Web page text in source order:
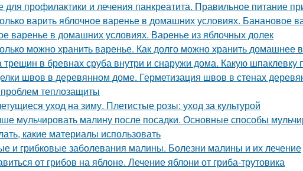
для профилактики и лечения панкреатита. Правильное питание
варить яблочное варенье в домашних условиях. Банановое
варенье в домашних условиях. Варенье из яблочных долек
можно хранить варенье. Как долго можно хранить домашнее
трещин в бревнах сруба внутри и снаружи дома. Какую шпаклевку
швов в деревянном доме. Герметизация швов в стенах
теплозащиты
уход на зиму. Плетистые розы: уход за культурой
мульчировать малину после посадки. Основные способы
какие материалы использовать
и грибковые заболевания малины. Болезни малины и их лечение
от грибов на яблоне. Лечение яблони от гриба-трутовика